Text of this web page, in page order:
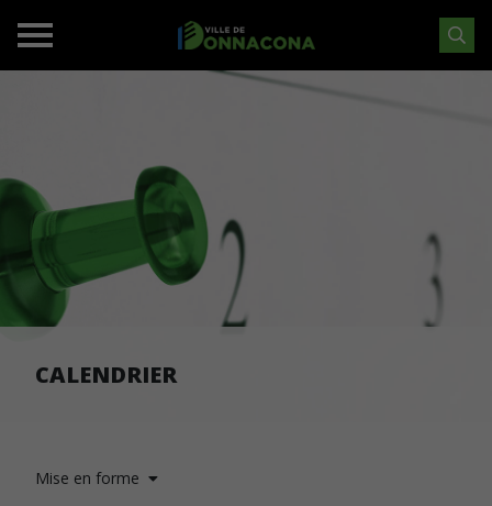
CALENDRIER
Mise en forme